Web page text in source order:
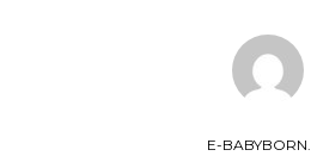
E-